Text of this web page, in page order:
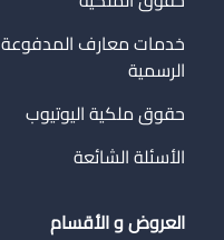
خدمات معارف المدفوعة
الرسمية
حقوق ملكية اليوتيوب
الأسئلة الشائعة
العروض و الأقسام